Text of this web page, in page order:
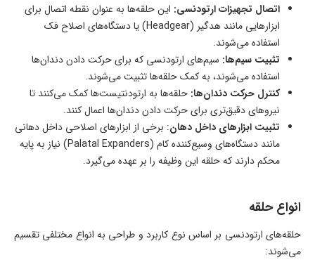
اتصال تجهیزات ارتودنسی: این حلقه‌ها به عنوان نقطه اتصال برای
ابزارهایی مانند هدگیر (Headgear) یا دستگاه‌های اصلاح فک
استفاده می‌شوند.
تثبیت سیم‌ها: سیم‌های ارتودنسی که برای حرکت دادن دندان‌ها
استفاده می‌شوند، به کمک حلقه‌ها تثبیت می‌شوند.
کنترل حرکت دندان‌ها: حلقه‌ها به ارتودنتیست‌ها کمک می‌کنند تا
نیروهای دقیق‌تری برای حرکت دادن دندان‌ها اعمال کنند.
تثبیت ابزارهای داخل دهان: برخی از ابزارهای اصلاحی داخل دهانی
مانند دستگاه‌های وسیع‌کننده کام (Palatal Expanders) نیاز به پایه
محکم دارند که حلقه این وظیفه را بر عهده می‌گیرد.
انواع حلقه
حلقه‌های ارتودنسی بر اساس نوع کاربرد و طراحی به انواع مختلفی تقسیم
می‌شوند: